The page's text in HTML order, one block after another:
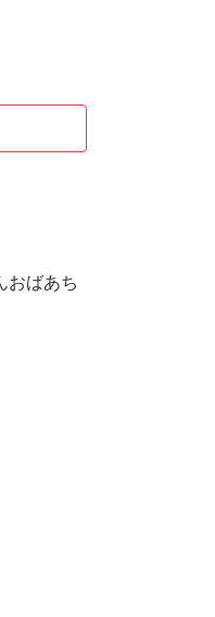
おばあち